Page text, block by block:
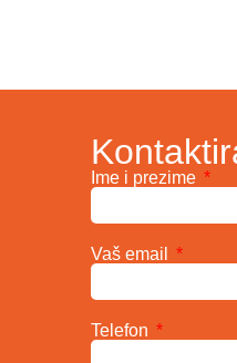
Ime i prezime
Vaš email
Telefon